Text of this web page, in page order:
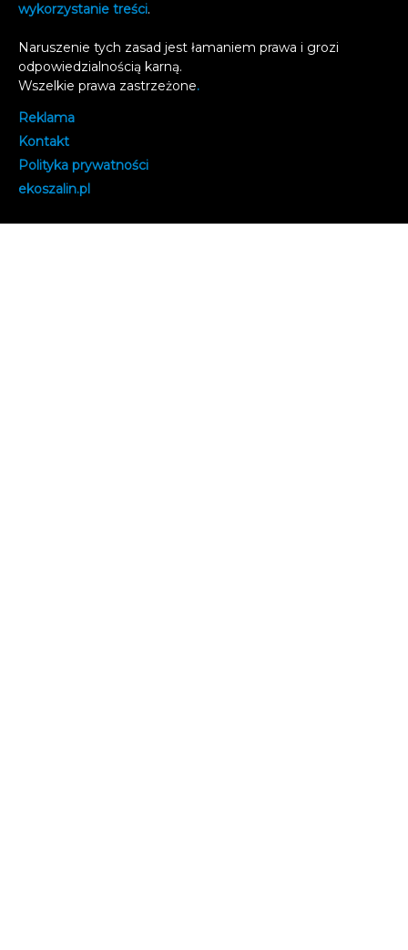
wykorzystanie treści.
Naruszenie tych zasad jest łamaniem prawa i grozi
odpowiedzialnością karną.
Wszelkie prawa zastrzeżone.
Reklama
Kontakt
Polityka prywatności
ekoszalin.pl